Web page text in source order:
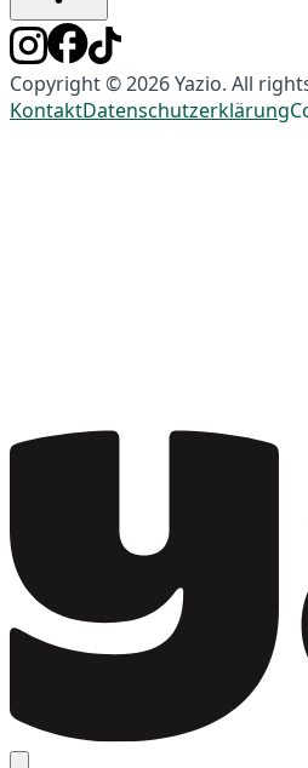
Copyright © 2026 Yazio. All
KontaktDatenschutzerklärung